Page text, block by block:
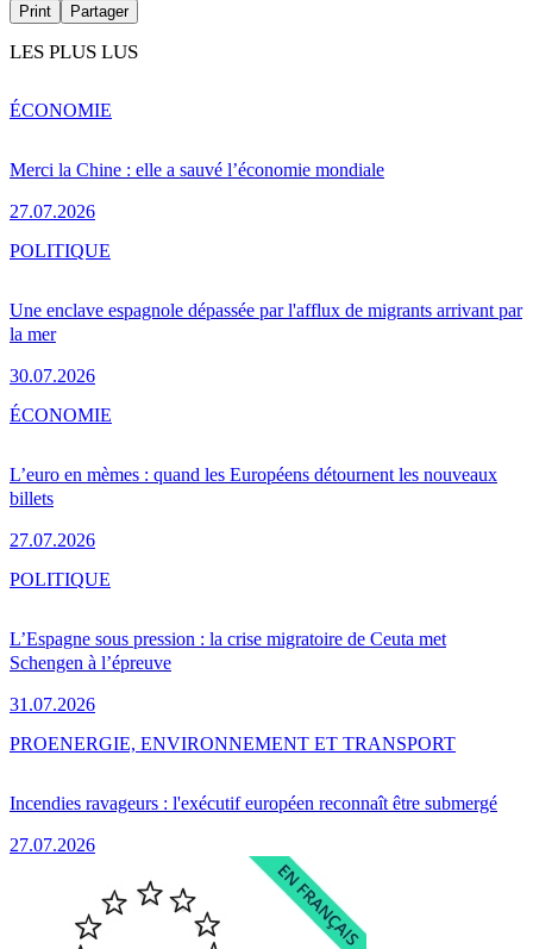
Print Partager
LES PLUS LUS
Merci la Chine : elle a sauvé l’économie mondiale
27.07.2026
ÉCONOMIE
Une enclave espagnole dépassée par l'afflux de migrants arrivant par
la mer
30.07.2026
POLITIQUE
L’euro en mèmes : quand les Européens détournent les nouveaux
billets
27.07.2026
ÉCONOMIE
L’Espagne sous pression : la crise migratoire de Ceuta met
Schengen à l’épreuve
31.07.2026
POLITIQUE
Incendies ravageurs : l'exécutif européen reconnaît être submergé
27.07.2026
PROENERGIE, ENVIRONNEMENT ET TRANSPORT